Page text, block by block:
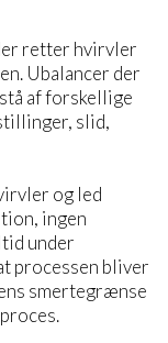
retter hvirvler
Ubalancer der
af forskellige
slid,
og led
ingen
under
processen bliver
smertegrænse